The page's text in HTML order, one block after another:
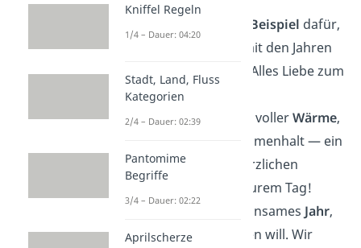
Beispiel dafür,
dass echte Liebe mit den Jahren
nur schöner wird. Alles Liebe zum
Hochzeitstag!
Eure Beziehung ist vollerWärme,
Humor und Zusammenhalt — ein
echtes Vorbild. Herzlichen
Glückwunsch zu eurem Tag!
Ein weiteres gemeinsames Jahr,
das gefeiert werden will. Wir
Kniffel Regeln
1/4 – Dauer: 04:20
Stadt, Land, Fluss
Kategorien
2/4 – Dauer: 02:39
Pantomime
Begriffe
3/4 – Dauer: 02:22
Aprilscherze